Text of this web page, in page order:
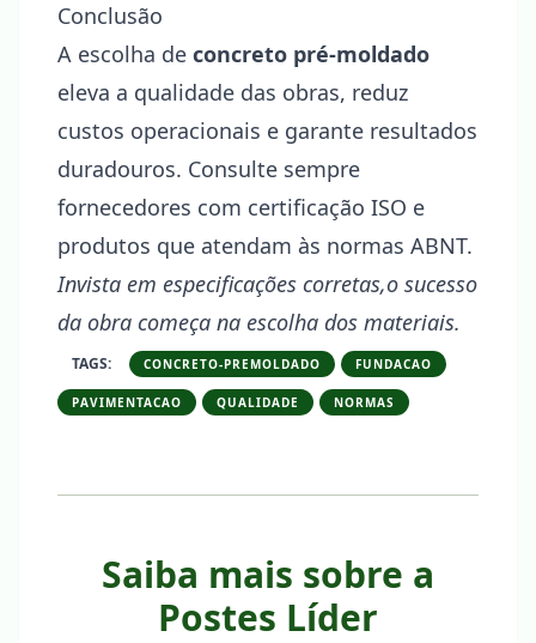
Conclusão
A escolha de concreto pré-moldado
eleva a qualidade das obras, reduz
custos operacionais e garante resultados
duradouros. Consulte sempre
fornecedores com certificação ISO e
produtos que atendam às normas ABNT.
Invista em especificações corretas,o sucesso
da obra começa na escolha dos materiais.
TAGS: CONCRETO-PREMOLDADO FUNDACAO
PAVIMENTACAO QUALIDADE NORMAS
Saiba mais sobre a
Postes Líder